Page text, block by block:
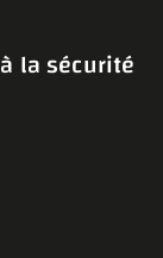
la sécurité